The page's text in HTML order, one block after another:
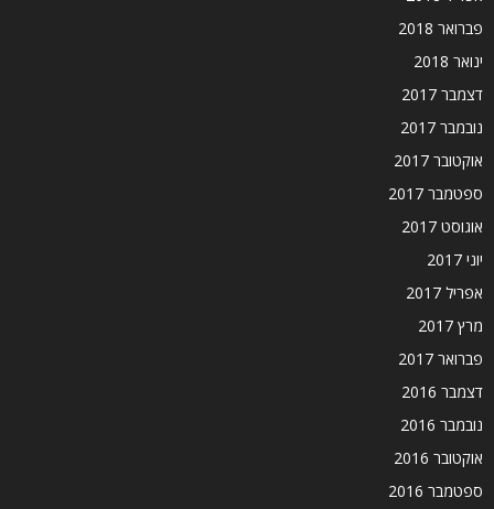
פברואר 2018
ינואר 2018
דצמבר 2017
נובמבר 2017
אוקטובר 2017
ספטמבר 2017
אוגוסט 2017
יוני 2017
אפריל 2017
מרץ 2017
פברואר 2017
דצמבר 2016
נובמבר 2016
אוקטובר 2016
ספטמבר 2016